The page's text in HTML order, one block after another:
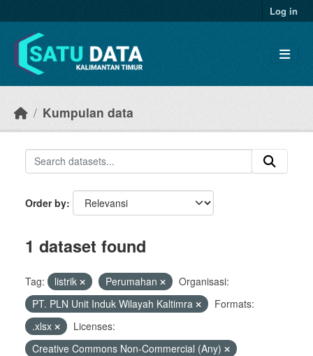
Log in
Kumpulan data
Order by
1 dataset found
Tag: listrik Perumahan
Organisasi:
PT. PLN Unit Induk Wilayah Kaltimra
Formats:
.xlsx
Licenses:
Creative Commons Non-Commercial (Any)